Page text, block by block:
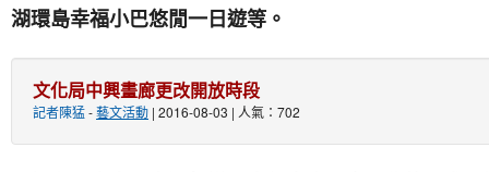
湖環島幸福小巴悠閒一日遊等。
文化局中興畫廊更改開放時段
記者陳猛-藝文活動 | 2016-08-03 | 人氣：702